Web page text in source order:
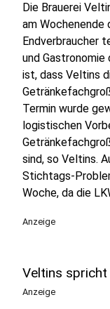
Die Brauerei
am Wochenende
Endverbraucher
und
ist, dass Veltins
Termin wurde
logistischen
sind, so Veltins.
Stichtags-
Woche, da die
Anzeige
Veltins
Anzeige